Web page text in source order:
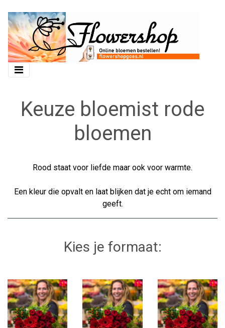
Keuze bloemist rode
bloemen
Rood staat voor liefde maar ook voor warmte.
Een kleur die opvalt en laat blijken dat je echt om iemand
geeft.
Kies je formaat: